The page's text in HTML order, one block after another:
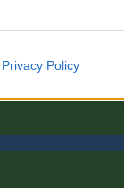
Privacy Policy